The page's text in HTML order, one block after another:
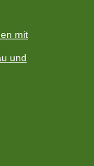
mit
und